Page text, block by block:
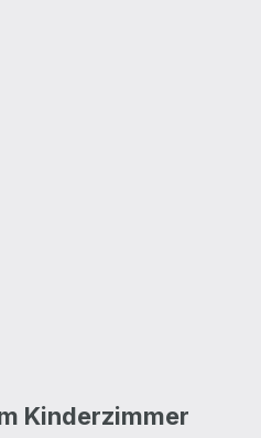
Kinderzimmer